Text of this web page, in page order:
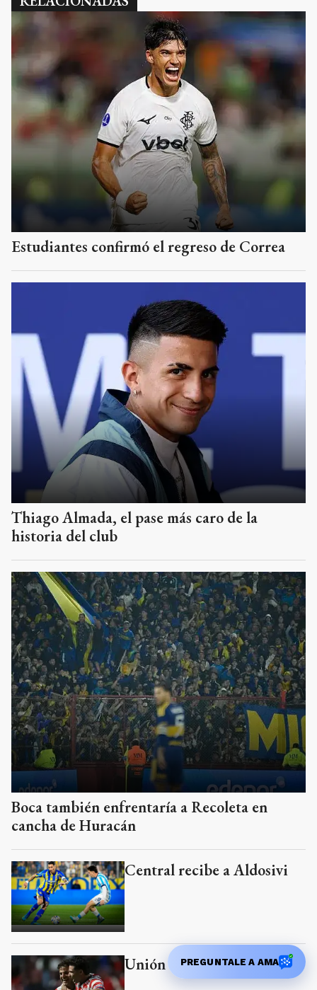
Estudiantes confirmó el regreso de Correa
Thiago Almada, el pase más caro de la
historia del club
Boca también enfrentaría a Recoleta en
cancha de Huracán
Central recibe a Aldosivi
PREGUNTALE A AMA